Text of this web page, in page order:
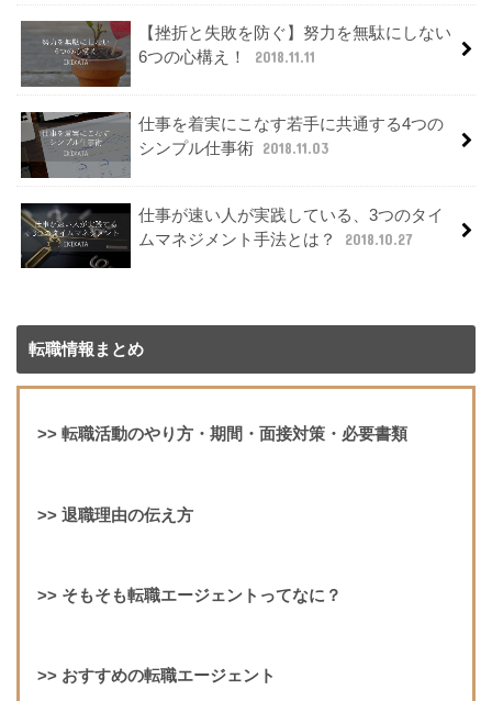
【挫折と失敗を防ぐ】努力を無駄にしない
6つの心構え！
2018.11.11
仕事を着実にこなす若手に共通する4つの
シンプル仕事術 2018.11.03
仕事が速い人が実践している、3つのタイ
ムマネジメント手法とは？
2018.10.27
転職情報まとめ
>> 転職活動のやり方・期間・面接対策・必要書類
>> 退職理由の伝え方
>> そもそも転職エージェントってなに？
>> おすすめの転職エージェント